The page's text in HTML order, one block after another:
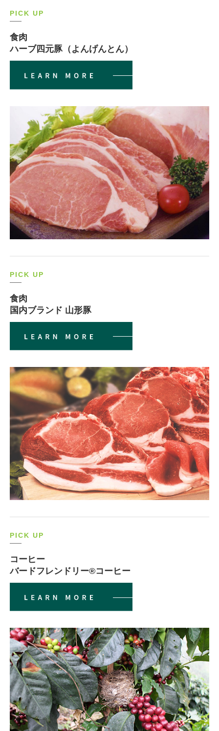
PICK UP
食肉
ハーブ四元豚（よんげんとん）
PICK UP
食肉
国内ブランド 山形豚
PICK UP
コーヒー
バードフレンドリー®コーヒー